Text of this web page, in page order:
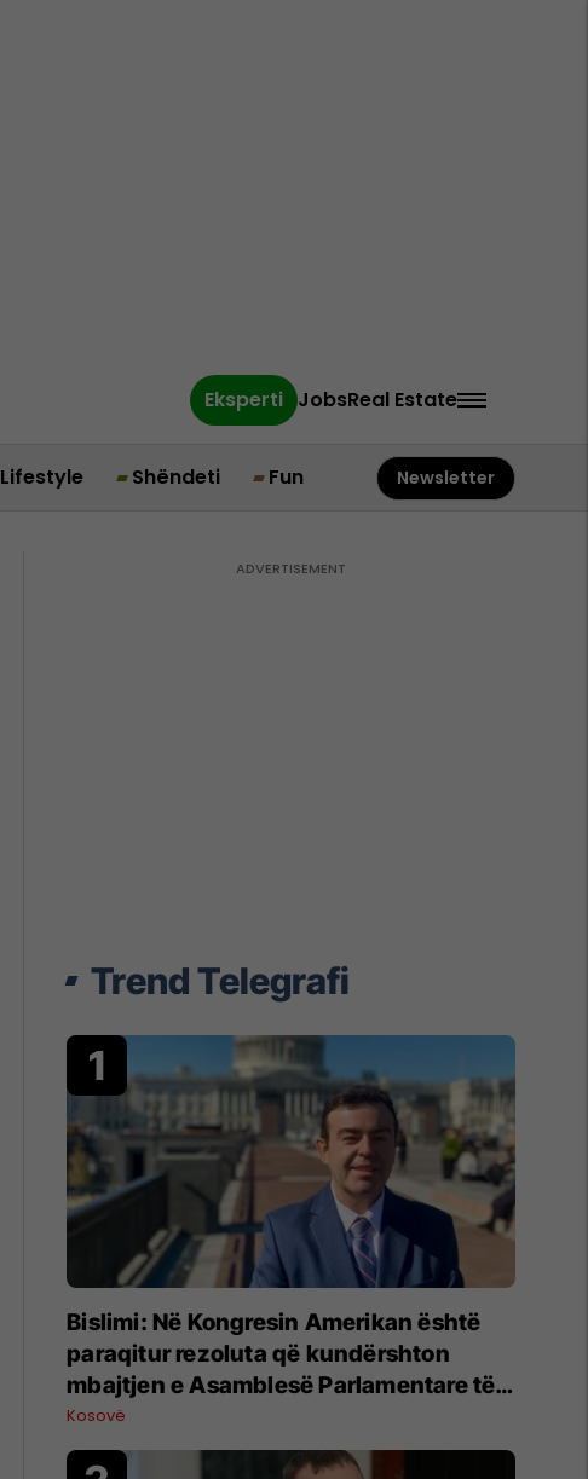
Eksperti JobsReal Estate
Lifestyle Shëndeti Fun Newsletter
Trend Telegrafi
Bislimi: Në Kongresin Amerikan është
paraqitur rezoluta që kundërshton
mbajtjen e Asamblesë Parlamentare të
OSBE-së në Beograd
Kosovë